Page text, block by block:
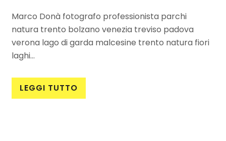
Marco Donà fotografo professionista parchi
natura trento bolzano venezia treviso padova
verona lago di garda malcesine trento natura fiori
laghi...
LEGGI TUTTO